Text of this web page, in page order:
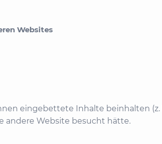
Websites
eingebettete Inhalte beinhalten
andere Website besucht hätte.